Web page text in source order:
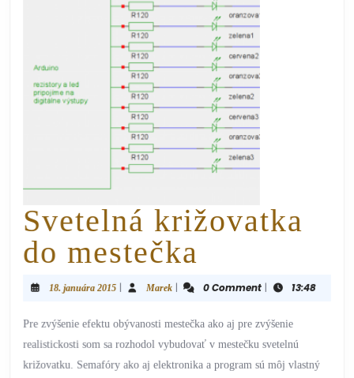
Svetelná križovatka
do mestečka
18. januára 2015 | Marek | 0 Comment | 13:48
Pre zvýšenie efektu obývanosti mestečka ako aj pre zvýšenie
realistickosti som sa rozhodol vybudovať v mestečku svetelnú
križovatku. Semafóry ako aj elektronika a program sú môj vlastný